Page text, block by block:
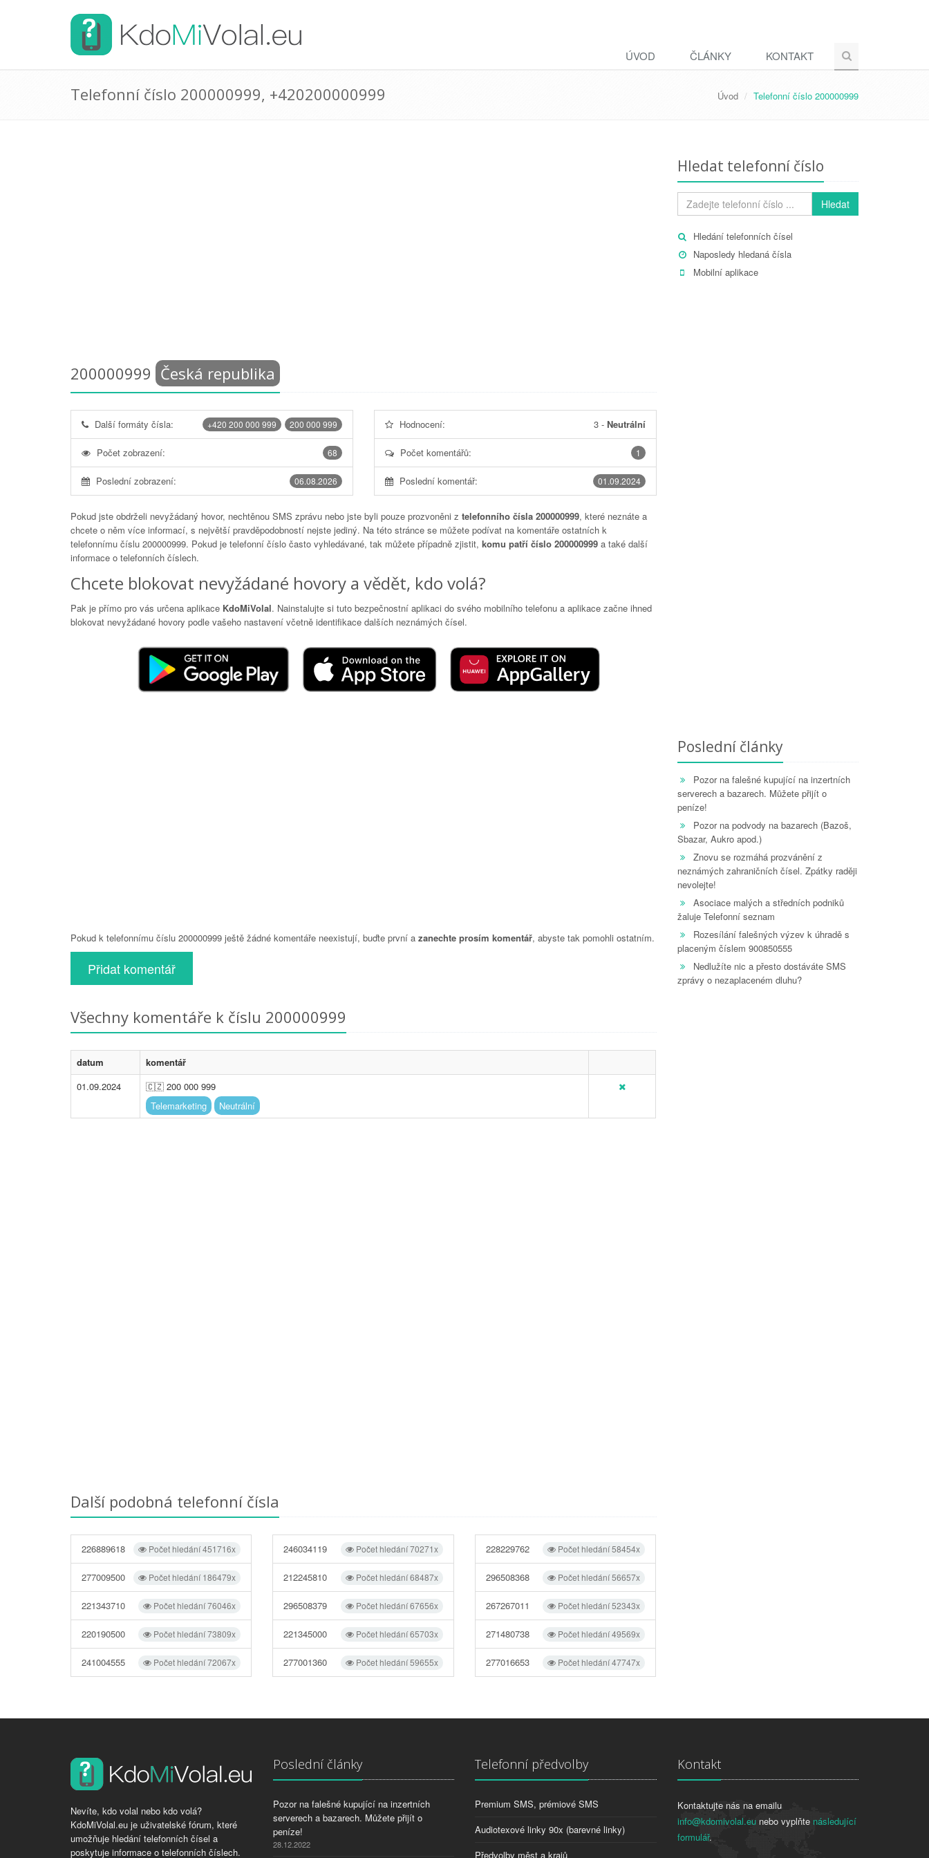
ÚVOD ČLÁNKY KONTAKT
Telefonní číslo 200000999, +420200000999 Úvod Telefonní číslo 200000999
200000999 Česká republika
200 000 999
+420 200 000 999
Další formáty čísla:
68
Počet zobrazení:
06.08.2026
Poslední zobrazení:
Hodnocení: 3- Neutrální
1
Počet komentářů:
01.09.2024
Poslední komentář:
Pokud jste obdrželi nevyžádaný hovor, nechtěnou SMS zprávu nebo jste byli pouze prozvoněni z telefonního čísla 200000999, které neznáte a
chcete o něm více informací, s největší pravděpodobností nejste jediný. Na této stránce se můžete podívat na komentáře ostatních k
telefonnímu číslu 200000999. Pokud je telefonní číslo často vyhledávané, tak můžete případně zjistit, komu patří číslo 200000999 a také další
informace o telefonních číslech.
Chcete blokovat nevyžádané hovory a vědět, kdo volá?
Pak je přímo pro vás určena aplikace KdoMiVolal. Nainstalujte si tuto bezpečnostní aplikaci do svého mobilního telefonu a aplikace začne ihned
blokovat nevyžádané hovory podle vašeho nastavení včetně identifikace dalších neznámých čísel.
Pokud k telefonnímu číslu 200000999 ještě žádné komentáře neexistují, buďte první a zanechte prosím komentář, abyste tak pomohli ostatním.
Přidat komentář
Všechny komentáře k číslu 200000999
datum
komentář
01.09.2024
🇨🇿 200 000 999
Telemarketing
Neutrální
Další podobná telefonní čísla
Počet hledání 451716x
226889618
Počet hledání 186479x
277009500
Počet hledání 76046x
221343710
Počet hledání 73809x
220190500
Počet hledání 72067x
241004555
Počet hledání 70271x
246034119
Počet hledání 68487x
212245810
Počet hledání 67656x
296508379
Počet hledání 65703x
221345000
Počet hledání 59655x
277001360
Počet hledání 58454x
228229762
Počet hledání 56657x
296508368
Počet hledání 52343x
267267011
Počet hledání 49569x
271480738
Počet hledání 47747x
277016653
Hledat telefonní číslo
Hledat
Hledání telefonních čísel
Naposledy hledaná čísla
Mobilní aplikace
Poslední články
Pozor na falešné kupující na inzertních
serverech a bazarech. Můžete přijít o
peníze!
Pozor na podvody na bazarech (Bazoš,
Sbazar, Aukro apod.)
Znovu se rozmáhá prozvánění z
neznámých zahraničních čísel. Zpátky raději
nevolejte!
Asociace malých a středních podniků
žaluje Telefonní seznam
Rozesílání falešných výzev k úhradě s
placeným číslem 900850555
Nedlužíte nic a přesto dostáváte SMS
zprávy o nezaplaceném dluhu?
Nevíte, kdo volal nebo kdo volá?
KdoMiVolal.eu je uživatelské fórum, které
umožňuje hledání telefonních čísel a
poskytuje informace o telefonních číslech.
Poslední články
Pozor na falešné kupující na inzertních
serverech a bazarech. Můžete přijít o
peníze!
28.12.2022
Telefonní předvolby
Premium SMS, prémiové SMS
Audiotexové linky 90x (barevné linky)
Předvolby měst a krajů
Kontakt
Kontaktujte nás na emailu
info@kdomivolal.eunebo vyplňte následující
formulář.